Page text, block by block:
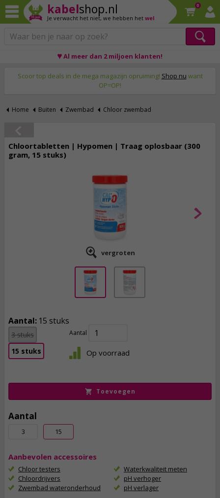
kabelshop.nl
Je verwacht het niet, we hebben het wel
0
♥ Al meer dan 2 miljoen klanten!
Scoor top deals in de mega magazijn opruiming! Shop nu want
OP=OP!
Home Buiten Zwembad Chloor zwembad
Chloortabletten | Hypomen | Traag oplosbaar (300
gram, 15 stuks)
vergroten
Aantal: 15 stuks
3 stuks
15 stuks
Aantal
Op voorraad
Toevoegen
Aantal
3 15
Aanbevolen accessoires
Chloor testers
Chloordrijvers
Zwembad wateronderhoud
Waterkwaliteit meten
pH verhoger
pH verlager